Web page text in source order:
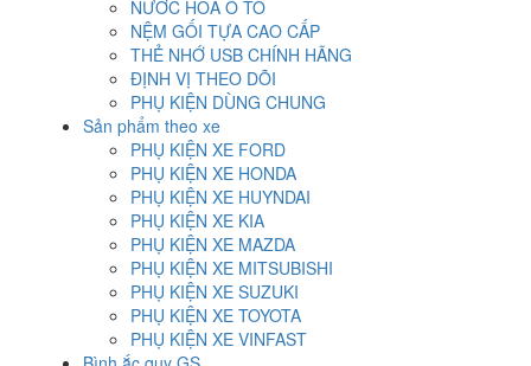
NƯỚC HOA Ô TÔ
NỆM GỐI TỰA CAO CẤP
THẺ NHỚ USB CHÍNH HÃNG
ĐỊNH VỊ THEO DÕI
PHỤ KIỆN DÙNG CHUNG
Sản phẩm theo xe
PHỤ KIỆN XE FORD
PHỤ KIỆN XE HONDA
PHỤ KIỆN XE HUYNDAI
PHỤ KIỆN XE KIA
PHỤ KIỆN XE MAZDA
PHỤ KIỆN XE MITSUBISHI
PHỤ KIỆN XE SUZUKI
PHỤ KIỆN XE TOYOTA
PHỤ KIỆN XE VINFAST